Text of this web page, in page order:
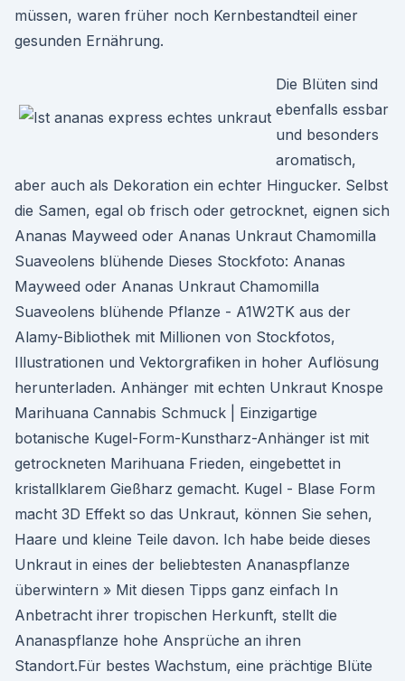
müssen, waren früher noch Kernbestandteil einer
gesunden Ernährung.
Die Blüten sind
ebenfalls essbar
und besonders
aromatisch,
aber auch als Dekoration ein echter Hingucker. Selbst
die Samen, egal ob frisch oder getrocknet, eignen sich
Ananas Mayweed oder Ananas Unkraut Chamomilla
Suaveolens blühende Dieses Stockfoto: Ananas
Mayweed oder Ananas Unkraut Chamomilla
Suaveolens blühende Pflanze - A1W2TK aus der
Alamy-Bibliothek mit Millionen von Stockfotos,
Illustrationen und Vektorgrafiken in hoher Auflösung
herunterladen. Anhänger mit echten Unkraut Knospe
Marihuana Cannabis Schmuck | Einzigartige
botanische Kugel-Form-Kunstharz-Anhänger ist mit
getrockneten Marihuana Frieden, eingebettet in
kristallklarem Gießharz gemacht. Kugel - Blase Form
macht 3D Effekt so das Unkraut, können Sie sehen,
Haare und kleine Teile davon. Ich habe beide dieses
Unkraut in eines der beliebtesten Ananaspflanze
überwintern » Mit diesen Tipps ganz einfach In
Anbetracht ihrer tropischen Herkunft, stellt die
Ananaspflanze hohe Ansprüche an ihren
Standort.Für bestes Wachstum, eine prächtige Blüte